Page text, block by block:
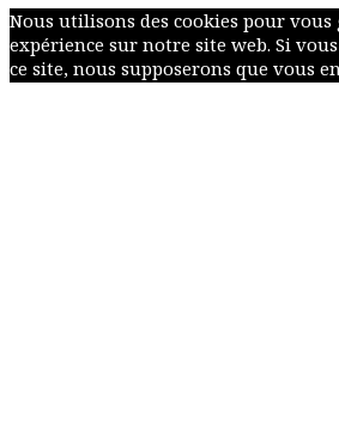
Nous utilisons des cookies pour
expérience sur notre site web. Si
ce site, nous supposerons que vous